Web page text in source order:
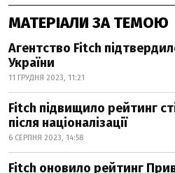
МАТЕРІАЛИ ЗА ТЕМОЮ
Агентство Fitch
України
11 ГРУДНЯ 2023, 11:21
Fitch підвищило рейтинг
після націоналізації
6 СЕРПНЯ 2023, 14:58
Fitch оновило рейтинг